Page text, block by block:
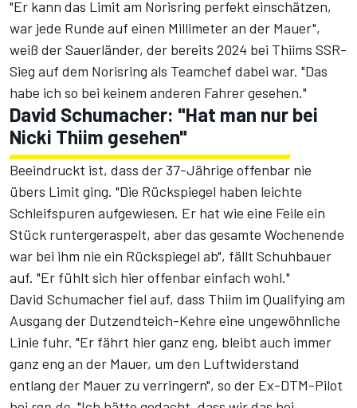
"Er kann das Limit am Norisring perfekt einschätzen,
war jede Runde auf einen Millimeter an der Mauer",
weiß der Sauerländer, der bereits 2024 bei Thiims SSR-
Sieg auf dem Norisring als Teamchef dabei war. "Das
habe ich so bei keinem anderen Fahrer gesehen."
David Schumacher: "Hat man nur bei
Nicki Thiim gesehen"
Beeindruckt ist, dass der 37-Jährige offenbar nie
übers Limit ging. "Die Rückspiegel haben leichte
Schleifspuren aufgewiesen. Er hat wie eine Feile ein
Stück runtergeraspelt, aber das gesamte Wochenende
war bei ihm nie ein Rückspiegel ab", fällt Schuhbauer
auf. "Er fühlt sich hier offenbar einfach wohl."
David Schumacher fiel auf, dass Thiim im Qualifying am
Ausgang der Dutzendteich-Kehre eine ungewöhnliche
Linie fuhr. "Er fährt hier ganz eng, bleibt auch immer
ganz eng an der Mauer, um den Luftwiderstand
entlang der Mauer zu verringern", so der Ex-DTM-Pilot